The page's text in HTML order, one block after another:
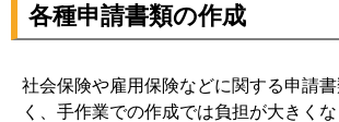
各種申請書類の作成
社会保険や雇用保険などに関する申請
く、手作業での作成では負担が大きく